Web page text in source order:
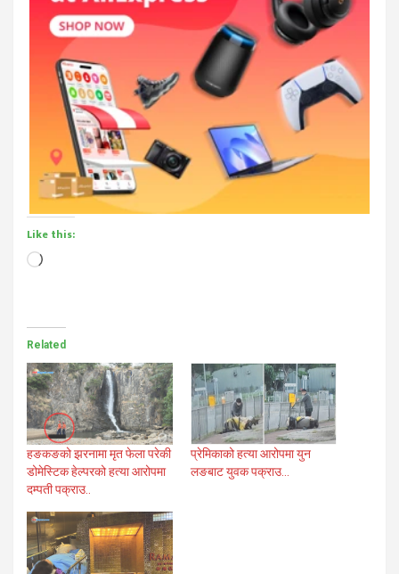
Like this:
Loading…
Related
हङकङको झरनामा मृत फेला परेकी
डोमेस्टिक हेल्परको हत्या आरोपमा
दम्पती पक्राउ..
प्रेमिकाको हत्या आरोपमा युन
लङबाट युवक पक्राउ…